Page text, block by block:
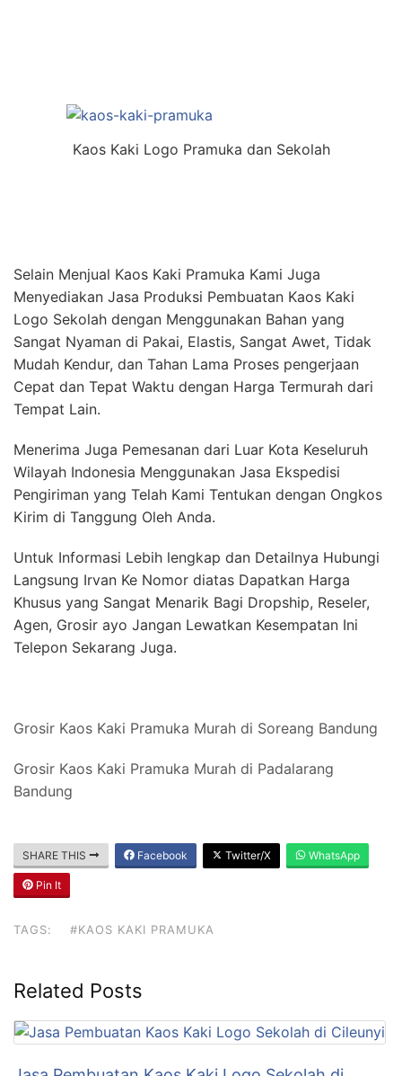
Kaos Kaki Logo Pramuka dan Sekolah
Selain Menjual Kaos Kaki Pramuka Kami Juga
Menyediakan Jasa Produksi Pembuatan Kaos Kaki
Logo Sekolah dengan Menggunakan Bahan yang
Sangat Nyaman di Pakai, Elastis, Sangat Awet, Tidak
Mudah Kendur, dan Tahan Lama Proses pengerjaan
Cepat dan Tepat Waktu dengan Harga Termurah dari
Tempat Lain.
Menerima Juga Pemesanan dari Luar Kota Keseluruh
Wilayah Indonesia Menggunakan Jasa Ekspedisi
Pengiriman yang Telah Kami Tentukan dengan Ongkos
Kirim di Tanggung Oleh Anda.
Untuk Informasi Lebih lengkap dan Detailnya Hubungi
Langsung Irvan Ke Nomor diatas Dapatkan Harga
Khusus yang Sangat Menarik Bagi Dropship, Reseler,
Agen, Grosir ayo Jangan Lewatkan Kesempatan Ini
Telepon Sekarang Juga.
Grosir Kaos Kaki Pramuka Murah di Soreang Bandung
Grosir Kaos Kaki Pramuka Murah di Padalarang
Bandung
SHARE THIS Facebook Twitter/X WhatsApp
Pin It
TAGS: #KAOS KAKI PRAMUKA
Related Posts